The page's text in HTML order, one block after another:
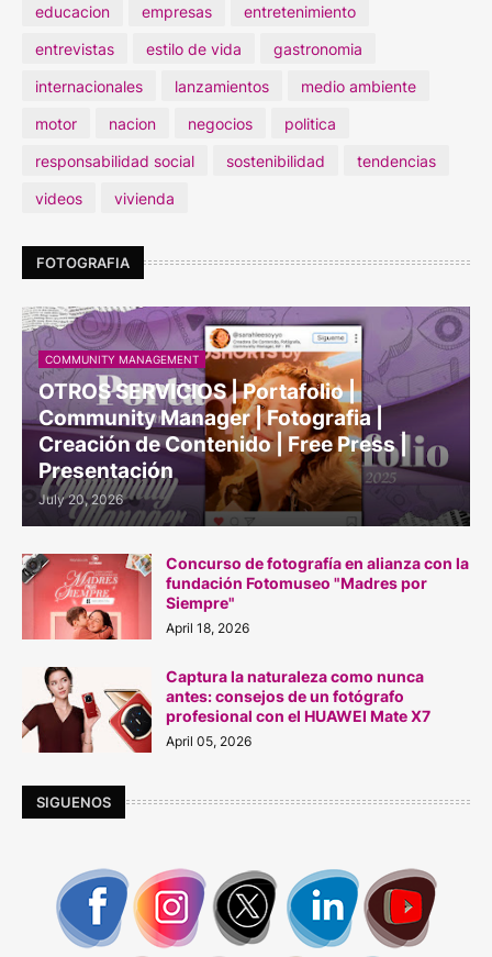
educacion
empresas
entretenimiento
entrevistas
estilo de vida
gastronomia
internacionales
lanzamientos
medio ambiente
motor
nacion negocios
politica
responsabilidad social
sostenibilidad
tendencias
videos
vivienda
FOTOGRAFIA
COMMUNITY MANAGEMENT
OTROS SERVICIOS | Portafolio |
Community Manager | Fotografia |
Creación de Contenido | Free Press |
Presentación
July 20, 2026
Concurso de fotografía en alianza con la
fundación Fotomuseo "Madres por
Siempre"
April 18, 2026
Captura la naturaleza como nunca
antes: consejos de un fotógrafo
profesional con el HUAWEI Mate X7
April 05, 2026
SIGUENOS